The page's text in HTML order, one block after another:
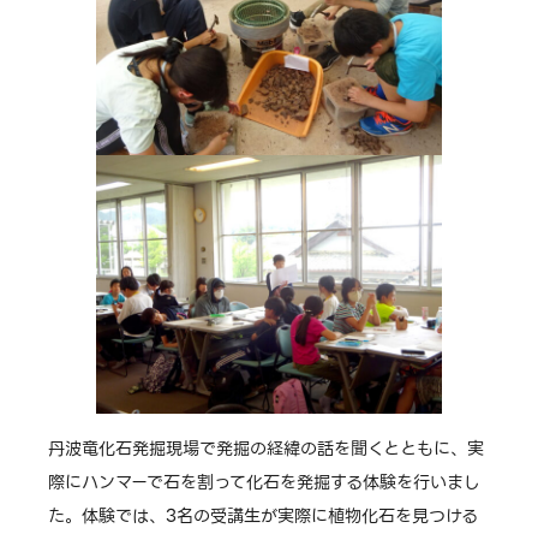
丹波竜化石発掘現場で発掘の経緯の話を聞くとともに、実
際にハンマーで石を割って化石を発掘する体験を行いまし
た。体験では、3名の受講生が実際に植物化石を見つける